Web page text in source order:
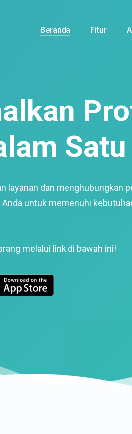
Beranda Fitur
layanan dan menghubungkan
untuk memenuhi
melalui link di bawah ini!